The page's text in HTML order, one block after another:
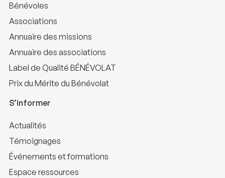
Bénévoles
Associations
Annuaire des missions
Annuaire des associations
Label de Qualité BÉNÉVOLAT
Prix du Mérite du Bénévolat
S’informer
Actualités
Témoignages
Événements et formations
Espace ressources